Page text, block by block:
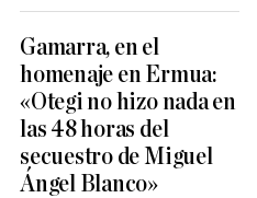
Gamarra, en el
homenaje en Ermua:
«Otegi no hizo nada en
las 48 horas del
secuestro de Miguel
Ángel Blanco»